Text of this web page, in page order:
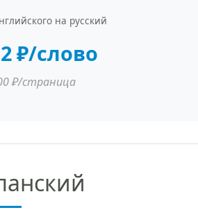
на русский
₽/слово
₽/страница